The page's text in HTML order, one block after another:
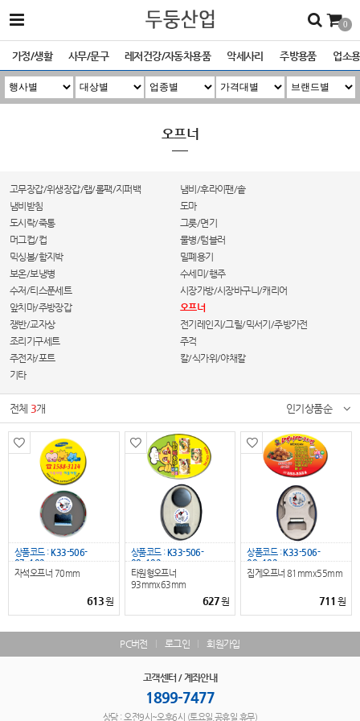
0
가정/생활 사무/문구 레저건강/자동차용품 악세사리 주방용품 업소
오프너
고무장갑/위생장갑/랩/롤팩/지퍼백
냄비/후라이팬/솥
냄비받침
도마
도시락/죽통
그릇/면기
머그컵/컵
물병/텀블러
믹싱볼/함지박
밀폐용기
보온/보냉병
수세미/행주
수저/티스푼세트
시장가방/시장바구니/캐리어
앞치마/주방장갑
오프너
쟁반/교자상
전기레인지/그릴/믹서기/주방가전
조리기구세트
주걱
주전자/포트
칼/식가위/야채칼
기타
전체 3개 인기상품순
상품코드 :K33-506-
07_192
자석오프너 70mm
613원
상품코드 :K33-506-
08_192
타원형오프너
93mmx63mm
627원
상품코드 :K33-506-
09_192
집게오프너 81mmx55mm
711 원
PC버전 로그인 회원가입
고객센터 / 계좌안내
1899-7477
상담 : 오전9시~오후6시 (토요일,공휴일 휴무)